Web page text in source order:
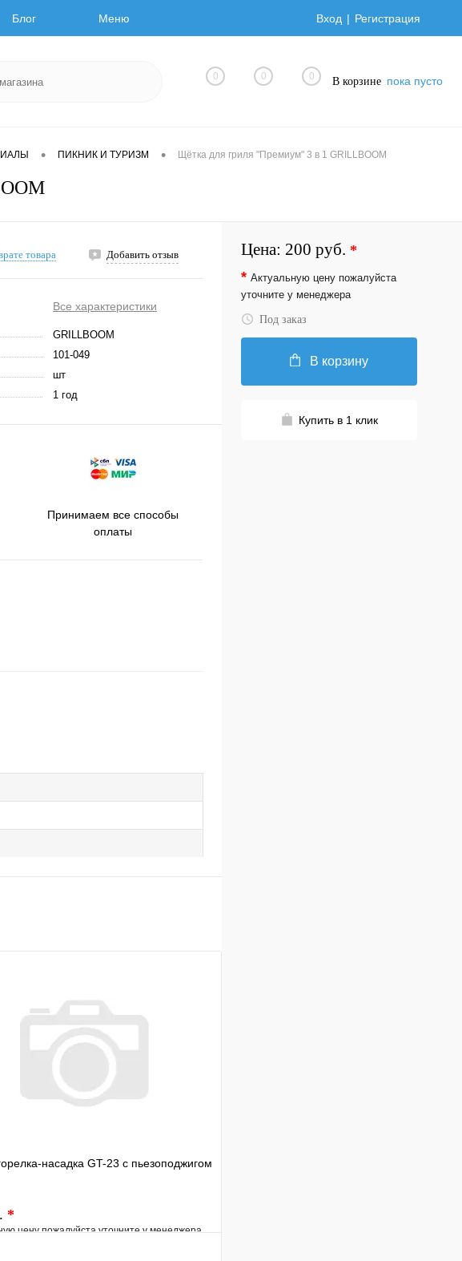
Блог Меню Вход Регистрация
0 0 0 В корзине пока пусто
• ПИКНИК И ТУРИЗМ • Щётка для гриля "Премиум" 3 в 1 GRILLBOOM
товара Добавить отзыв
Все характеристики
GRILLBOOM
101-049
шт
1 год
Принимаем все способы
оплаты
насадка GT-23 с пьезоподжигом
*
цену пожалуйста уточните у менеджера
Цена: 200 руб. *
* Актуальную цену пожалуйста
уточните у менеджера
Под заказ
В корзину
Купить в 1 клик